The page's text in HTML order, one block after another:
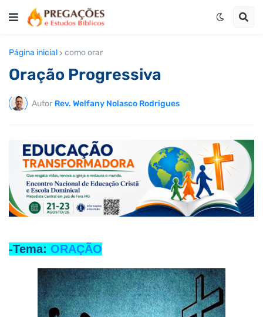
Página inicial como orar
Oração Progressiva
Autor Rev. Welfany Nolasco Rodrigues
-Tema: ORAÇÃO